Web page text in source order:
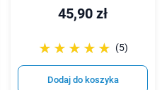
45,90 zł
☆☆☆☆☆
★★★★★ (5)
Dodaj do koszyka